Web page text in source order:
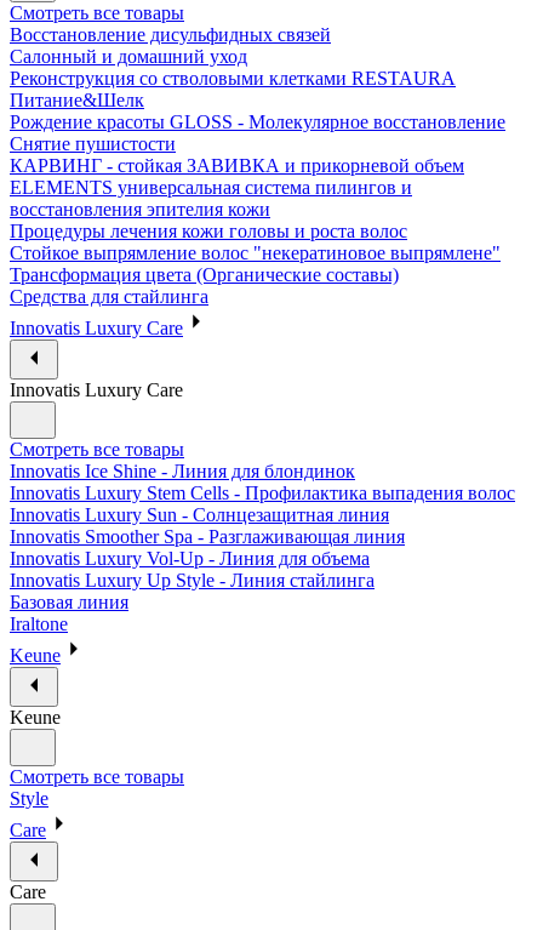
Смотреть все товары
Восстановление дисульфидных связей
Салонный и домашний уход
Реконструкция со стволовыми клетками RESTAURA
Питание&Шелк
Рождение красоты GLOSS - Молекулярное восстановление
Снятие пушистости
КАРВИНГ - стойкая ЗАВИВКА и прикорневой объем
ELEMENTS универсальная система пилингов и
восстановления эпителия кожи
Процедуры лечения кожи головы и роста волос
Стойкое выпрямление волос "некератиновое выпрямлене"
Трансформация цвета (Органические составы)
Средства для стайлинга
Innovatis Luxury Care
Innovatis Luxury Care
Смотреть все товары
Innovatis Ice Shine - Линия для блондинок
Innovatis Luxury Stem Cells - Профилактика выпадения волос
Innovatis Luxury Sun - Солнцезащитная линия
Innovatis Smoother Spa - Разглаживающая линия
Innovatis Luxury Vol-Up - Линия для объема
Innovatis Luxury Up Style - Линия стайлинга
Базовая линия
Iraltone
Keune
Keune
Смотреть все товары
Style
Care
Care